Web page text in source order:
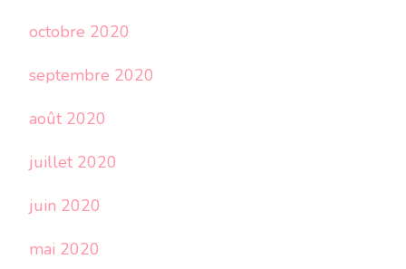
octobre 2020
septembre 2020
août 2020
juillet 2020
juin 2020
mai 2020